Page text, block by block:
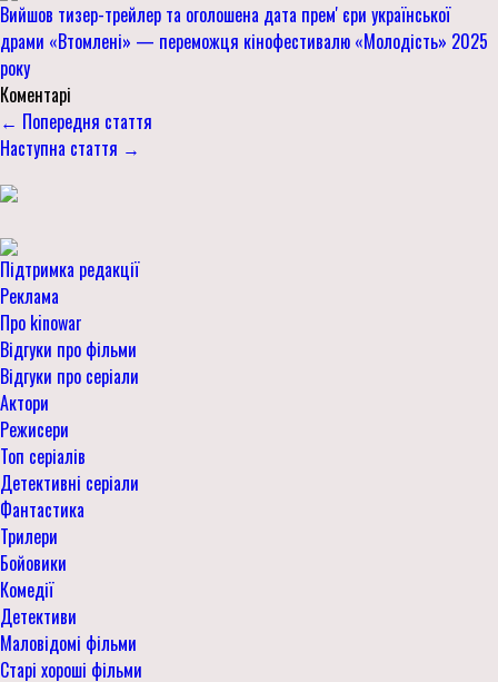
Вийшов тизер-трейлер та оголошена дата премʼєри української
драми «Втомлені» — переможця кінофестивалю «Молодість» 2025
року
Коментарі
← Попередня стаття
Наступна стаття →
Підтримка редакції
Реклама
Про kinowar
Відгуки про фільми
Відгуки про серіали
Актори
Режисери
Топ серіалів
Детективні серіали
Фантастика
Трилери
Бойовики
Комедії
Детективи
Маловідомі фільми
Старі хороші фільми